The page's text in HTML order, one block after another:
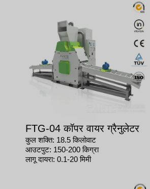
FTG-04 कॉपर वायर ग्रैनुलेटर
कुल शक्ति: 18.5 किलोवाट
आउटपुट: 150-200 किग्रा
लागू दायरा: 0.1-20 मिमी